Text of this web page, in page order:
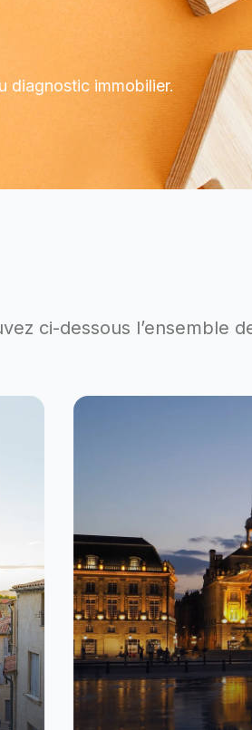
diagnostic immobilier.
ci-dessous l’ensemble